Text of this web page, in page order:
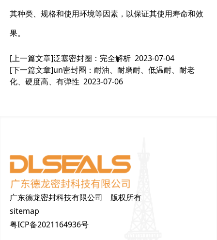
其种类、规格和使用环境等因素，以保证其使用寿命和效
果。
[上一篇文章]泛塞密封圈：完全解析 2023-07-04
[下一篇文章]un密封圈：耐油、耐磨耐、低温耐、耐老
化、硬度高、有弹性 2023-07-06
广东德龙密封科技有限公司 版权所有
sitemap
粤ICP备2021164936号